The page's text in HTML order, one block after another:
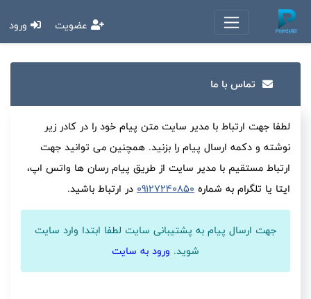
ورود عضویت
تماس با ما
لطفا جهت ارتباط با مدیر سایت متن پیام خود را در کادر زیر
نوشته و دکمه ارسال پیام را بزنید. همچنین می توانید جهت
ارتباط مستقیم با مدیر سایت از طریق پیام رسان ها واتس اپ،
ایتا یا تلگرام به شماره 09127240850 در ارتباط باشید.
جهت ارسال پیام به پشتیبانی سایت لطفا ابتدا وارد سایت
شوید. ورود به سایت